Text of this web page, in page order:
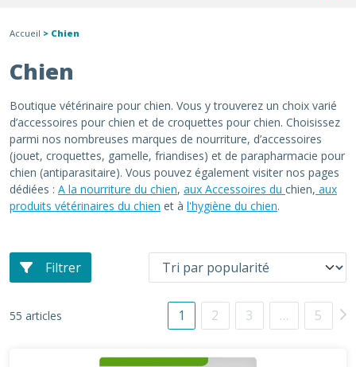
Accueil > Chien
Chien
Boutique vétérinaire pour chien. Vous y trouverez un choix varié
d’accessoires pour chien et de croquettes pour chien. Choisissez
parmi nos nombreuses marques de nourriture, d’accessoires
(jouet, croquettes, gamelle, friandises) et de parapharmacie pour
chien (antiparasitaire). Vous pouvez également visiter nos pages
dédiées : A la nourriture du chien, aux Accessoires du chien, aux
produits vétérinaires du chien et à l'hygiène du chien.
Filtrer
55 articles 1 2 3 … 5